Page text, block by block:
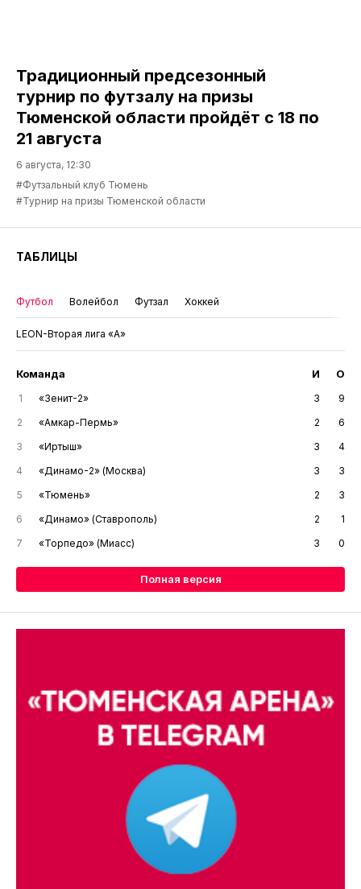
Традиционный предсезонный
турнир по футзалу на призы
Тюменской области пройдёт с 18 по
21 августа
6 августа, 12:30
#Футзальный клуб Тюмень
#Турнир на призы Тюменской области
ТАБЛИЦЫ
Футбол Волейбол Футзал Хоккей
LEON-Вторая лига «А»
Команда И О
1 «Зенит-2» 3
9
2
«Амкар-Пермь» 2
6
3
«Иртыш» 3
4
4
«Динамо-2» (Москва) 3
3
5
«Тюмень» 2
3
6
«Динамо» (Ставрополь) 2
1
7
«Торпедо» (Миасс) 3 0
Полная версия